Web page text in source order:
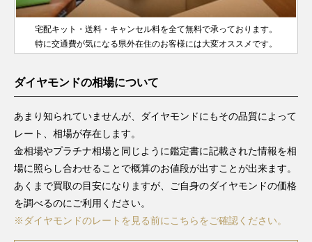
宅配キット・送料・キャンセル料を全て無料で承っております。
特に交通費が気になる県外在住のお客様には大変オススメです。
ダイヤモンドの相場について
あまり知られていませんが、ダイヤモンドにもその品質によって
レート、相場が存在します。
金相場やプラチナ相場と同じように鑑定書に記載された情報を相
場に照らし合わせることで概算のお値段が出すことが出来ます。
あくまで買取の目安になりますが、ご自身のダイヤモンドの価格
を調べるのにご利用ください。
※ダイヤモンドのレートを見る前にこちらをご確認ください。